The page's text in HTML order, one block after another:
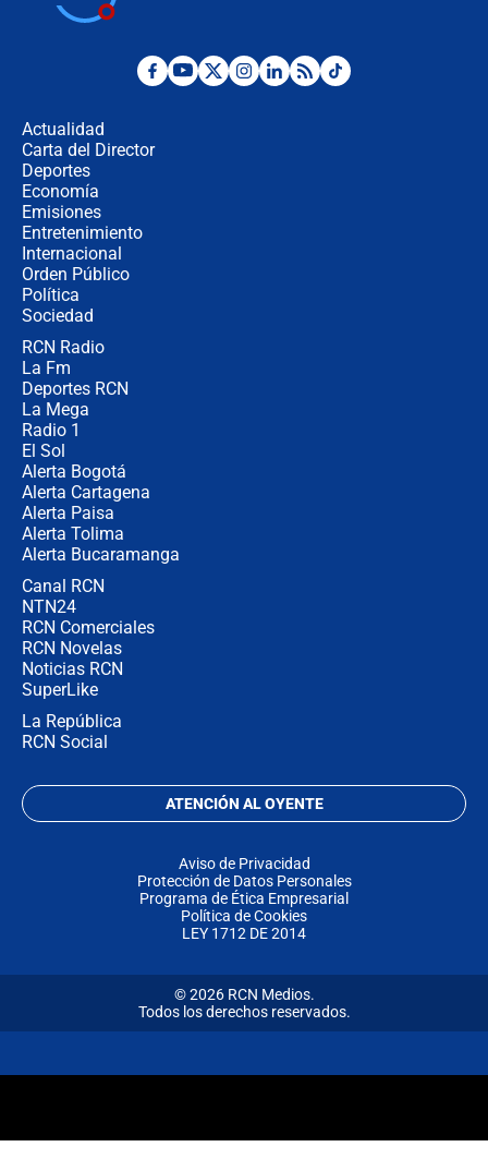
Desde dermatitis hasta infecciones:
Actualidad
Carta del Director
Deportes
Economía
Emisiones
Entretenimiento
Internacional
Orden Público
Política
Sociedad
RCN Radio
La Fm
Deportes RCN
La Mega
Radio 1
El Sol
Alerta Bogotá
Alerta Cartagena
Alerta Paisa
Alerta Tolima
Alerta Bucaramanga
Canal RCN
NTN24
RCN Comerciales
RCN Novelas
Noticias RCN
SuperLike
La República
RCN Social
ATENCIÓN AL OYENTE
Aviso de Privacidad
Protección de Datos Personales
Programa de Ética Empresarial
Política de Cookies
LEY 1712 DE 2014
© 2026 RCN Medios.
Todos los derechos reservados.